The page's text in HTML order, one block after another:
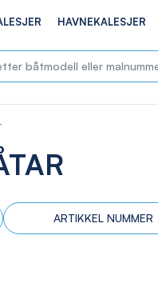
HAVNEKALESJER
ARTIKKEL NUMMER